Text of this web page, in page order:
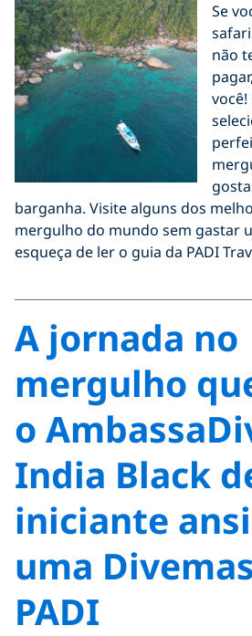
Se
não
você!
barganha. Visite alguns dos
mergulho do mundo sem gastar
esqueça de ler o guia da PADI
A jornada no
mergulho
o
India Black
iniciante
uma
PADI